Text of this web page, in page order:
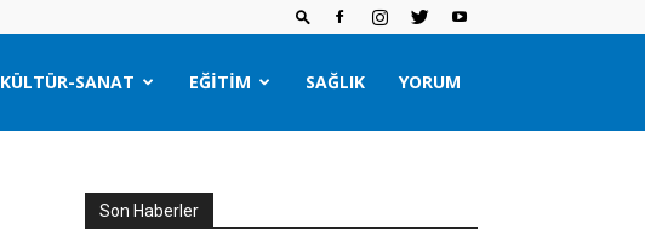
KÜLTÜR-SANAT EĞITIM SAĞLIK YORUM
Son Haberler